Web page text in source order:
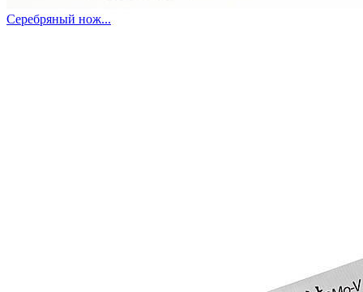
Серебряный нож...